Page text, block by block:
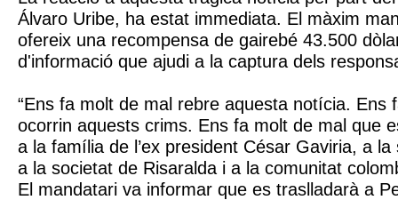
Álvaro Uribe, ha estat immediata. El màxim
ofereix una recompensa de gairebé 43.500
d'informació que ajudi a la captura dels
“Ens fa molt de mal rebre aquesta notícia. Ens
ocorrin aquests crims. Ens fa molt de mal que
a la família de l’ex president César Gaviria, a
a la societat de Risaralda i a la comunitat
El mandatari va informar que es traslladarà a